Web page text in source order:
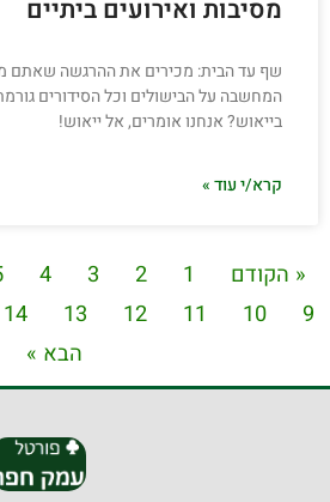
מסיבות ואירועים ביתיים
שף עד הבית: מכירים את ההרגשה שאתם
המחשבה על הבישולים וכל הסידורים
בייאוש? אנחנו אומרים, אל ייאוש!
קרא/י עוד »
« הקודם 1
2
3
4
9
10
11
12
13
14
הבא »